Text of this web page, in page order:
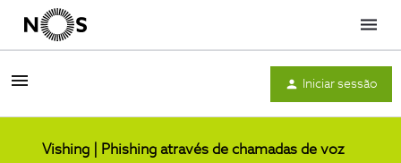
Menu
Iniciar sessão
Vishing | Phishing através de chamadas de voz